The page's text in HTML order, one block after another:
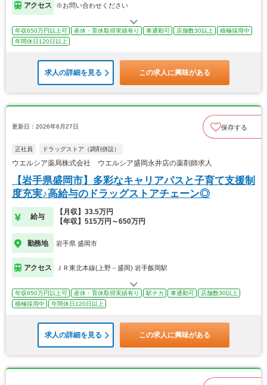
アクセス ※お問い合わせください
年収650万円以上可 産休・育休取得実績有り 車通勤可 店舗数30以上
積極採用中
年間休日120日以上
求人の詳細を見る この求人に興味がある
更新日：2026年6月27日 保存する
正社員 ドラッグストア（調剤併設）
ウエルシア薬局株式会社 ウエルシア盛岡永井店の薬剤師求人
【岩手県盛岡市】多彩なキャリアパスと子育て支援制
度充実♪高給与のドラッグストアチェーン◎
給与
【月収】33.5万円
【年収】515万円～650万円
勤務地 岩手県 盛岡市
アクセス ＪＲ東北本線(上野－盛岡) 岩手飯岡駅
年収650万円以上可 産休・育休取得実績有り 駅チカ 車通勤可
店舗数30以上
積極採用中
年間休日120日以上
求人の詳細を見る この求人に興味がある